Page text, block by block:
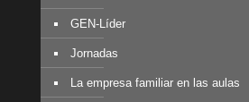
GEN-Líder
Jornadas
La empresa familiar en las aulas